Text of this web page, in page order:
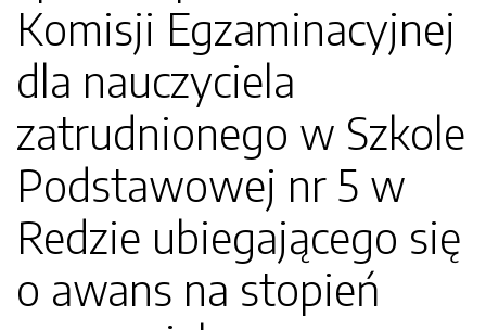
Komisji Egzaminacyjnej
dla nauczyciela
zatrudnionego w Szkole
Podstawowej nr 5 w
Redzie ubiegającego się
o awans na stopień